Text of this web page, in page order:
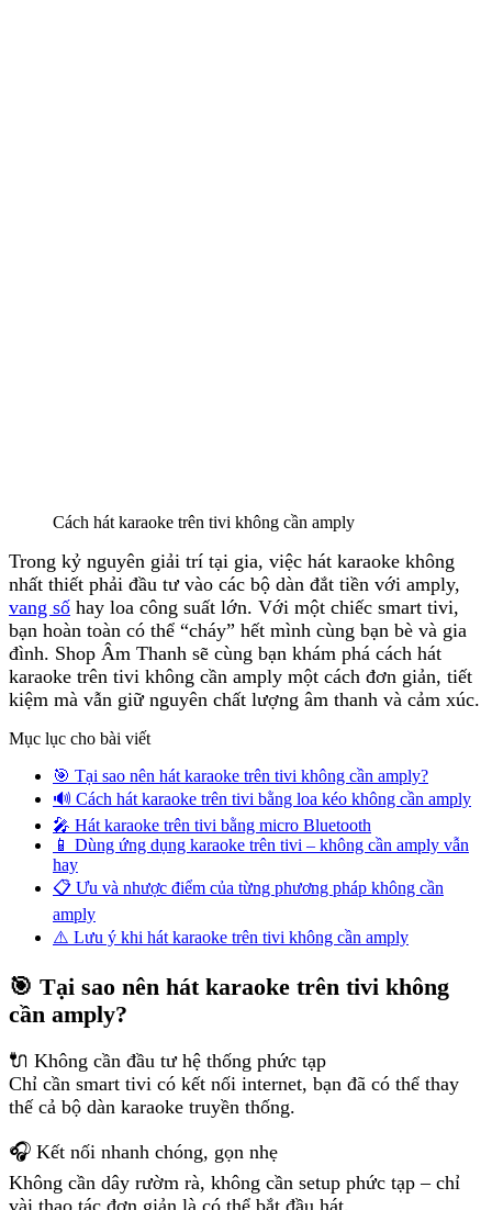
Cách hát karaoke trên tivi không cần amply
Trong kỷ nguyên giải trí tại gia, việc hát karaoke không
nhất thiết phải đầu tư vào các bộ dàn đắt tiền với amply,
vang số hay loa công suất lớn. Với một chiếc smart tivi,
bạn hoàn toàn có thể “cháy” hết mình cùng bạn bè và gia
đình. Shop Âm Thanh sẽ cùng bạn khám phá cách hát
karaoke trên tivi không cần amply một cách đơn giản, tiết
kiệm mà vẫn giữ nguyên chất lượng âm thanh và cảm xúc.
Mục lục cho bài viết
🎯 Tại sao nên hát karaoke trên tivi không cần amply?
🔊 Cách hát karaoke trên tivi bằng loa kéo không cần amply
🎤 Hát karaoke trên tivi bằng micro Bluetooth
📱 Dùng ứng dụng karaoke trên tivi – không cần amply vẫn
hay
📋 Ưu và nhược điểm của từng phương pháp không cần
amply
⚠️ Lưu ý khi hát karaoke trên tivi không cần amply
🎯 Tại sao nên hát karaoke trên tivi không
cần amply?
🔌 Không cần đầu tư hệ thống phức tạp
Chỉ cần smart tivi có kết nối internet, bạn đã có thể thay
thế cả bộ dàn karaoke truyền thống.
🎧 Kết nối nhanh chóng, gọn nhẹ
Không cần dây rườm rà, không cần setup phức tạp – chỉ
vài thao tác đơn giản là có thể bắt đầu hát.